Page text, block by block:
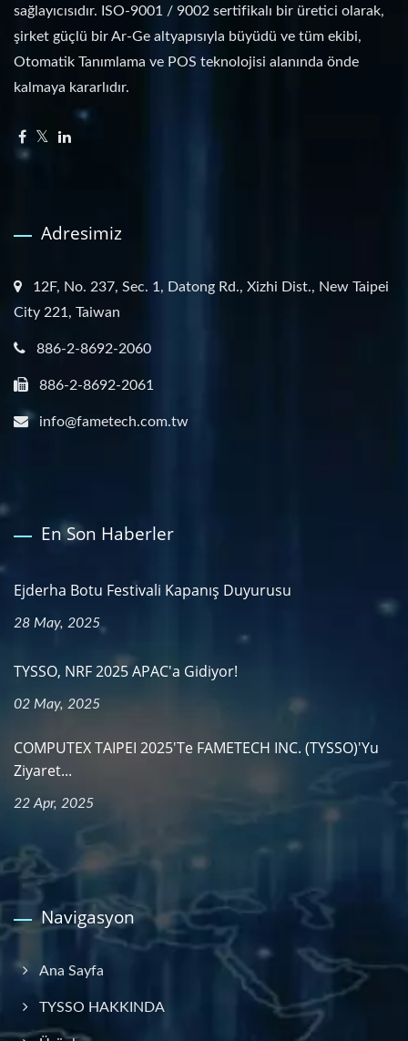
sağlayıcısıdır. ISO-9001 / 9002 sertifikalı bir üretici olarak,
şirket güçlü bir Ar-Ge altyapısıyla büyüdü ve tüm ekibi,
Otomatik Tanımlama ve POS teknolojisi alanında önde
kalmaya kararlıdır.
Adresimiz
12F, No. 237, Sec. 1, Datong Rd., Xizhi Dist., New Taipei
City 221, Taiwan
886-2-8692-2060
886-2-8692-2061
info@fametech.com.tw
En Son Haberler
Ejderha Botu Festivali Kapanış Duyurusu
28 May, 2025
TYSSO, NRF 2025 APAC'a Gidiyor!
02 May, 2025
COMPUTEX TAIPEI 2025'te FAMETECH INC. (TYSSO)'yu
Ziyaret...
22 Apr, 2025
Navigasyon
Ana Sayfa
TYSSO HAKKINDA